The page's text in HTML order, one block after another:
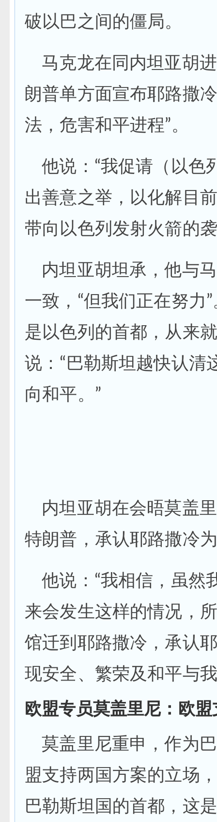
破以巴之间的僵局。
马克龙在同内坦亚胡
朗普单方面宣布耶路撒
法，危害和平进程”。
他说：“我促请（以色
出善意之举，以化解目
带向以色列发射火箭的
内坦亚胡坦承，他与
一致，“但我们正在努力
是以色列的首都，从来
说：“巴勒斯坦越快认清
向和平。”
内坦亚胡在会晤莫盖
特朗普，承认耶路撒冷
他说：“我相信，虽然
来会发生这样的情况，
馆迁到耶路撒冷，承认
现安全、繁荣及和平与
欧盟专员莫盖里尼：欧
莫盖里尼重申，作为
盟支持两国方案的立场
巴勒斯坦国的首都，这